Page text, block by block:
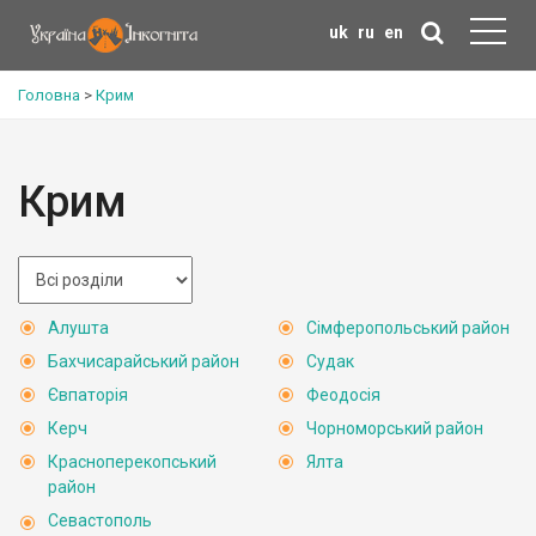
uk ru en
Головна > Крим
Крим
Алушта
Бахчисарайський район
Євпаторія
Керч
Красноперекопський
район
Севастополь
Сімферопольський район
Судак
Феодосія
Чорноморський район
Ялта